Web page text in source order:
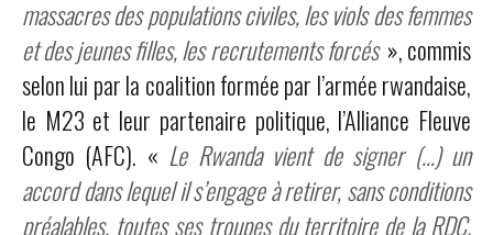
massacres des populations civiles, les viols des femmes
et des jeunes filles, les recrutements forcés », commis
selon lui par la coalition formée par l’armée rwandaise,
le M23 et leur partenaire politique, l’Alliance Fleuve
Congo (AFC). « Le Rwanda vient de signer (…) un
accord dans lequel il s’engage à retirer, sans conditions
préalables, toutes ses troupes du territoire de la RDC.